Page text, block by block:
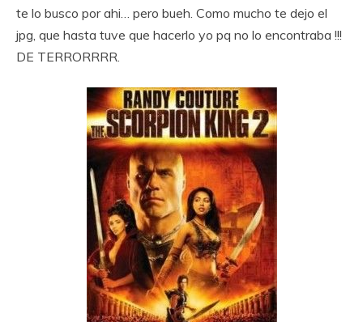
te lo busco por ahi… pero bueh. Como mucho te dejo el
jpg, que hasta tuve que hacerlo yo pq no lo encontraba !!!
DE TERRORRRR.